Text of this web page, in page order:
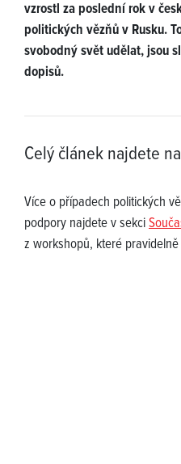
vzrostl za poslední rok v
politických vězňů v Rusku.
svobodný svět udělat, jsou
dopisů.
Celý článek najdete
Více o případech politických
podpory najdete v sekci
z workshopů, které